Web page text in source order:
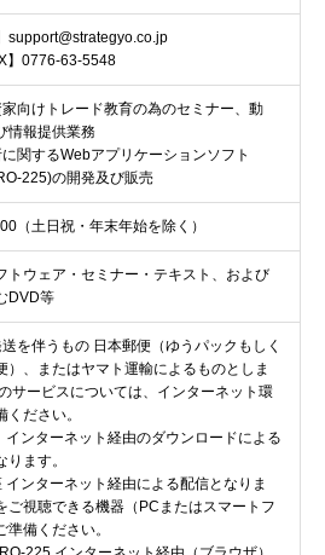
support@strategyo.co.jp
】0776-63-5548
向けトレード教育の為のセミナー、動
情報提供業務
関するWebアプリケーションソフト
225)の開発及び販売
（土日祝・年末年始を除く）
トウェア・セミナー・テキスト、および
DVD等
を伴うもの 日本郵便（ゆうパックもしく
）、またはヤマト運輸によるものとしま
サービスについては、インターネット環
ください。
インターネット経由のダウンロードによる
ります。
インターネット経由による配信となりま
ご視聴できる機器（PCまたはスマートフ
準備ください。